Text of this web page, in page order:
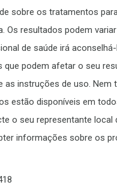
sobre os tratamentos
Os resultados podem
de saúde irá
que podem afetar o seu
as instruções de uso. Nem
estão disponíveis em
o seu representante local
informações sobre os